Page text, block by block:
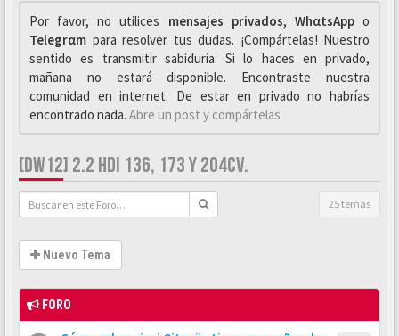
Por favor, no utilices mensajes privados, WhαtsAppo
Telegrαm para resolver tus dudas. ¡Compártelas! Nuestro
sentido es transmitir sabiduría. Si lo haces en privado,
mañana no estará disponible. Encontraste nuestra
comunidad en internet. De estar en privado no habrías
encontrado nada. Abre un post y compártelas
[DW12] 2.2 HDI 136, 173 Y 204CV.
25 temas
Nuevo Tema
FORO